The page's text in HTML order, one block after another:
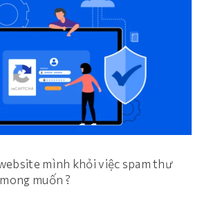
mình khỏi việc spam thư
muốn ?